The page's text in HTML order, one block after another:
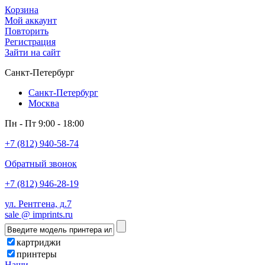
Корзина
Мой аккаунт
Повторить
Регистрация
Зайти на сайт
Санкт-Петербург
Санкт-Петербург
Москва
Пн - Пт 9:00 - 18:00
+7 (812) 940-58-74
Обратный звонок
+7 (812) 946-28-19
ул. Рентгена, д.7
sale @ imprints.ru
картриджи
принтеры